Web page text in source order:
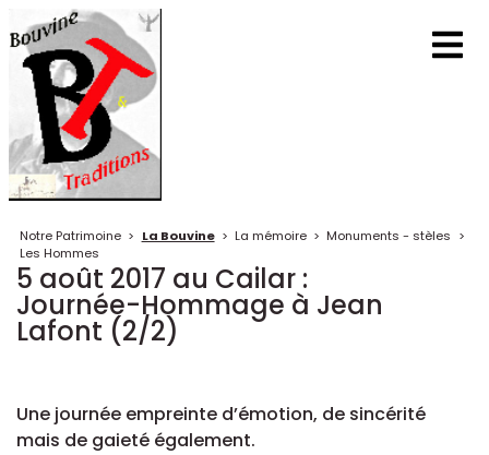
Notre Patrimoine > La Bouvine > La mémoire > Monuments - stèles >
Les Hommes
5 août 2017 au Cailar :
Journée-Hommage à Jean
Lafont (2/2)
Une journée empreinte d’émotion, de sincérité
mais de gaieté également.